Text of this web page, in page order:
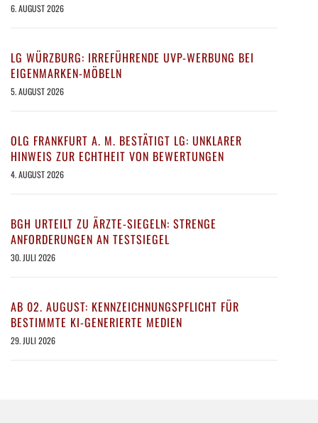
6. AUGUST 2026
LG WÜRZBURG: IRREFÜHRENDE UVP-WERBUNG BEI
EIGENMARKEN-MÖBELN
5. AUGUST 2026
OLG FRANKFURT A. M. BESTÄTIGT LG: UNKLARER
HINWEIS ZUR ECHTHEIT VON BEWERTUNGEN
4. AUGUST 2026
BGH URTEILT ZU ÄRZTE-SIEGELN: STRENGE
ANFORDERUNGEN AN TESTSIEGEL
30. JULI 2026
AB 02. AUGUST: KENNZEICHNUNGSPFLICHT FÜR
BESTIMMTE KI-GENERIERTE MEDIEN
29. JULI 2026